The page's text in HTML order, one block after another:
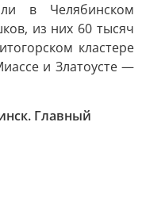
в Челябинском
из них 60 тысяч
кластере
и Златоусте —
Главный